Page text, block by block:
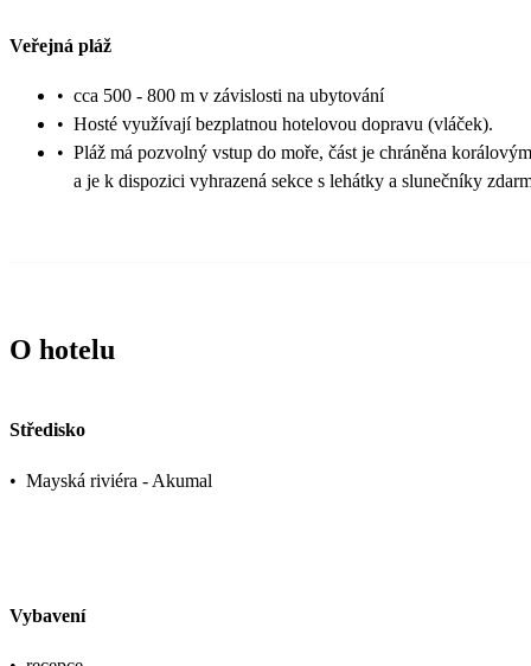
Veřejná pláž
• cca 500 - 800 m v závislosti na ubytování
• Hosté využívají bezplatnou hotelovou dopravu (vláček).
• Pláž má pozvolný vstup do moře, část je chráněna
a je k dispozici vyhrazená sekce s lehátky a slunečníky
O hotelu
Středisko
• Mayská riviéra - Akumal
Vybavení